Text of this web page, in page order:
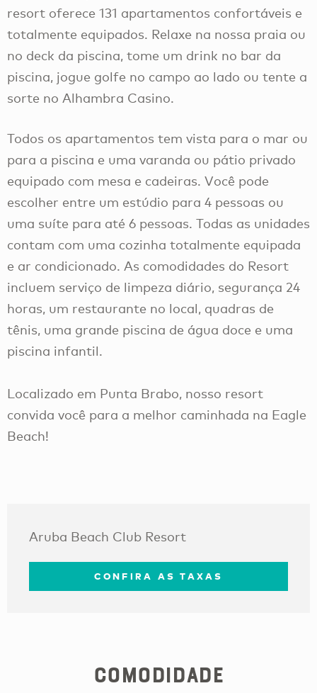
resort oferece 131 apartamentos confortáveis e
totalmente equipados. Relaxe na nossa praia ou
no deck da piscina, tome um drink no bar da
piscina, jogue golfe no campo ao lado ou tente a
sorte no Alhambra Casino.
Todos os apartamentos tem vista para o mar ou
para a piscina e uma varanda ou pátio privado
equipado com mesa e cadeiras. Você pode
escolher entre um estúdio para 4 pessoas ou
uma suíte para até 6 pessoas. Todas as unidades
contam com uma cozinha totalmente equipada
e ar condicionado. As comodidades do Resort
incluem serviço de limpeza diário, segurança 24
horas, um restaurante no local, quadras de
tênis, uma grande piscina de água doce e uma
piscina infantil.
Localizado em Punta Brabo, nosso resort
convida você para a melhor caminhada na Eagle
Beach!
Aruba Beach Club Resort
CONFIRA AS TAXAS
Comodidade